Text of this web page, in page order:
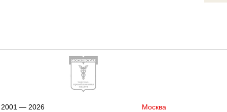
2001 — 2026
Москва